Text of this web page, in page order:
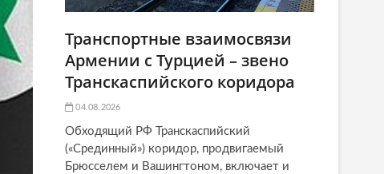
Транспортные взаимосвязи
Армении с Турцией – звено
Транскаспийского коридора
04.08.2026
Обходящий РФ Транскаспийский
(«Срединный») коридор, продвигаемый
Брюсселем и Вашингтоном, включает и